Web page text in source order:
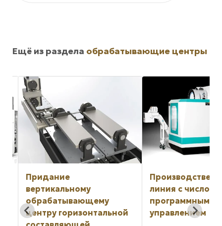
Ещё из раздела обрабатывающие центры
Придание
вертикальному
обрабатывающему
центру горизонтальной
линия с
программным
управлением